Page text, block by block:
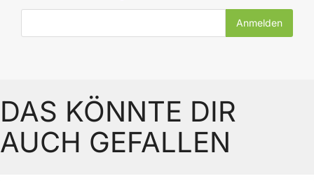
E-Mail-Adresse
DAS KÖNNTE DIR
AUCH GEFALLEN